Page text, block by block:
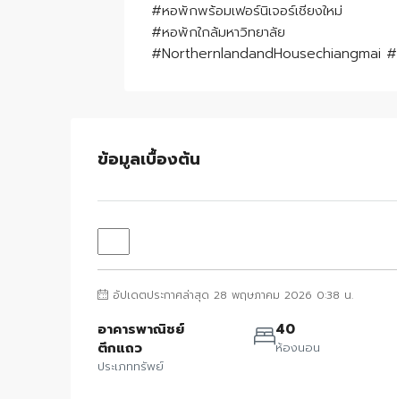
#หอพักพร้อมเฟอร์นิเจอร์เชียงใหม่
#หอพักใกล้มหาวิทยาลัย
#NorthernlandandHousechiangmai
ข้อมูลเบื้องต้น
อัปเดตประกาศล่าสุด 28 พฤษภาคม 2026 0:38 น.
อาคารพาณิชย์
ตึกแถว
ประเภททรัพย์
40
ห้องนอน